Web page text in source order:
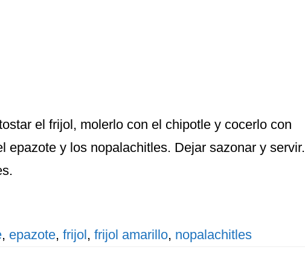
el frijol, molerlo con el chipotle y cocerlo con
epazote y los nopalachitles. Dejar sazonar y servir.
, epazote, frijol, frijol amarillo, nopalachitles